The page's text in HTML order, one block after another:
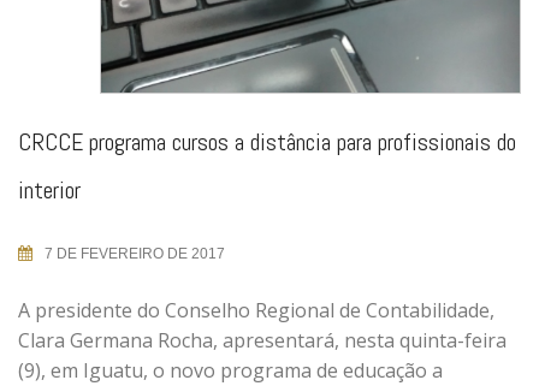
CRCCE programa cursos a distância para profissionais do
interior
7 DE FEVEREIRO DE 2017
A presidente do Conselho Regional de Contabilidade,
Clara Germana Rocha, apresentará, nesta quinta-feira
(9), em Iguatu, o novo programa de educação a